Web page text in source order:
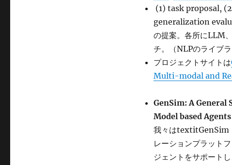
(1) task proposal,
generalization
の提案。各所にLLM
チ。（NLPのライブ
プロジェクトサイトは
Multi-modal and
GenSim: A
Model based Agents
我々はtextitGenSim
レーションプラット
ジェントをサポート